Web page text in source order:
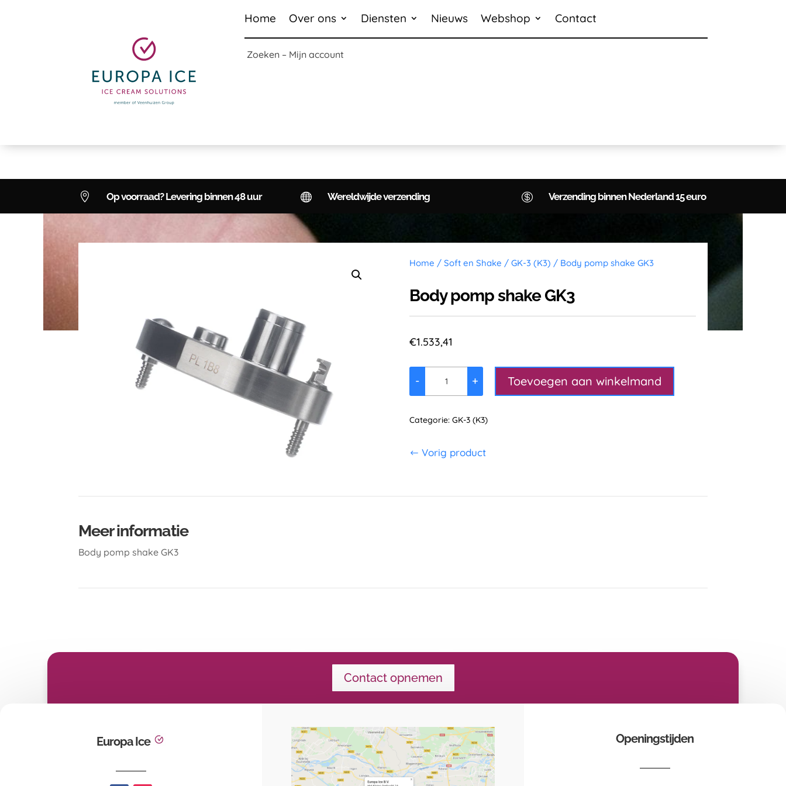
Home Over ons Diensten Nieuws Webshop Contact
Zoeken– Mijn account
 Op voorraad? Levering binnen 48 uur  Wereldwijde verzending  Verzending binnen Nederland 15 euro
Home /Soft en Shake /GK-3 (K3) / Body pomp shake GK3
Body pomp shake GK3
€1.533,41
shake
aantal
- + Toevoegen aan winkelmand
Categorie:GK-3 (K3)
Vorig product
Meer informatie
Body pomp shake GK3
Contact opnemen
Europa Ice Openingstijden